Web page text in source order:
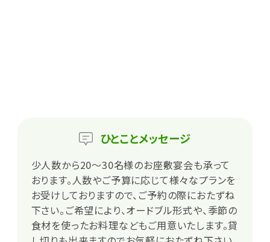
ひとことメッセージ
少人数から20～30名様のお座敷宴会も承って
おります。人数やご予算に応じて様々なプランを
お受けしておりますので、ご予約の際におたずね
下さい。ご希望により、オードブル形式や、季節の
食材を使ったお料理などもご用意いたします。貸